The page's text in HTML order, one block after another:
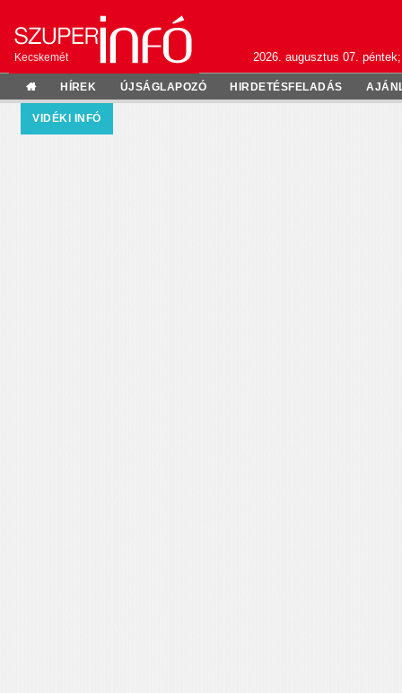
Kecskemét 2026. augusztus 07.
HÍREK ÚJSÁGLAPOZÓ HIRDETÉSFELADÁS
VIDÉKI INFÓ